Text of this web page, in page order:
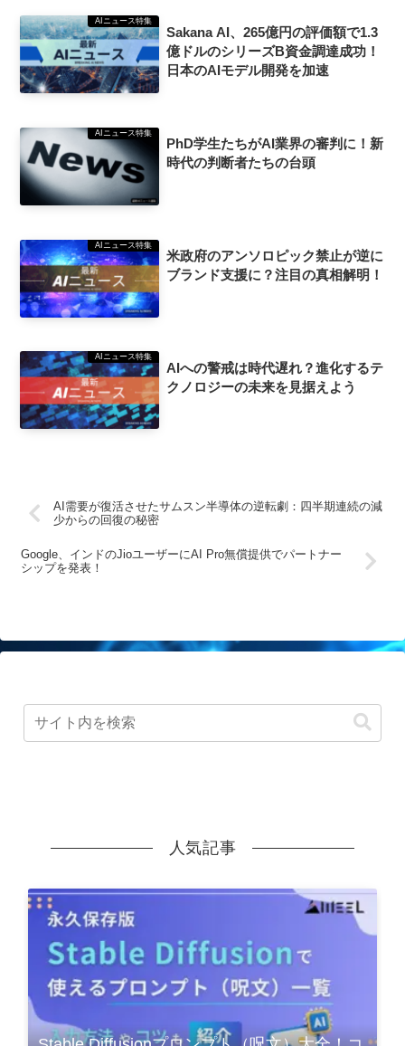
AIニュース特集
Sakana AI、265億円の評価額で1.3
億ドルのシリーズB資金調達成功！
日本のAIモデル開発を加速
AIニュース特集
PhD学生たちがAI業界の審判に！新
時代の判断者たちの台頭
AIニュース特集
米政府のアンソロピック禁止が逆に
ブランド支援に？注目の真相解明！
AIニュース特集
AIへの警戒は時代遅れ？進化するテ
クノロジーの未来を見据えよう
AI需要が復活させたサムスン半導体の逆転劇：四半期連続の減
少からの回復の秘密
Google、インドのJioユーザーにAI Pro無償提供でパートナー
シップを発表！
人気記事